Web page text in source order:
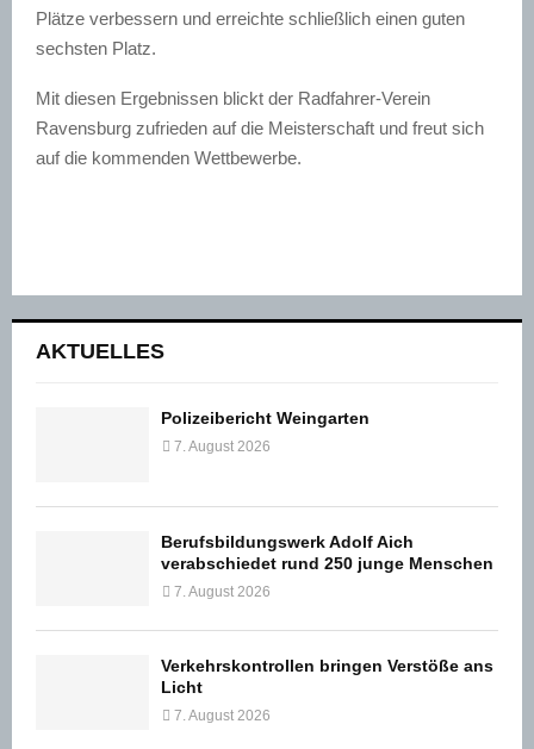
Plätze verbessern und erreichte schließlich einen guten
sechsten Platz.
Mit diesen Ergebnissen blickt der Radfahrer-Verein
Ravensburg zufrieden auf die Meisterschaft und freut sich
auf die kommenden Wettbewerbe.
AKTUELLES
Polizeibericht Weingarten
7. August 2026
Berufsbildungswerk Adolf Aich
verabschiedet rund 250 junge Menschen
7. August 2026
Verkehrskontrollen bringen Verstöße ans
Licht
7. August 2026